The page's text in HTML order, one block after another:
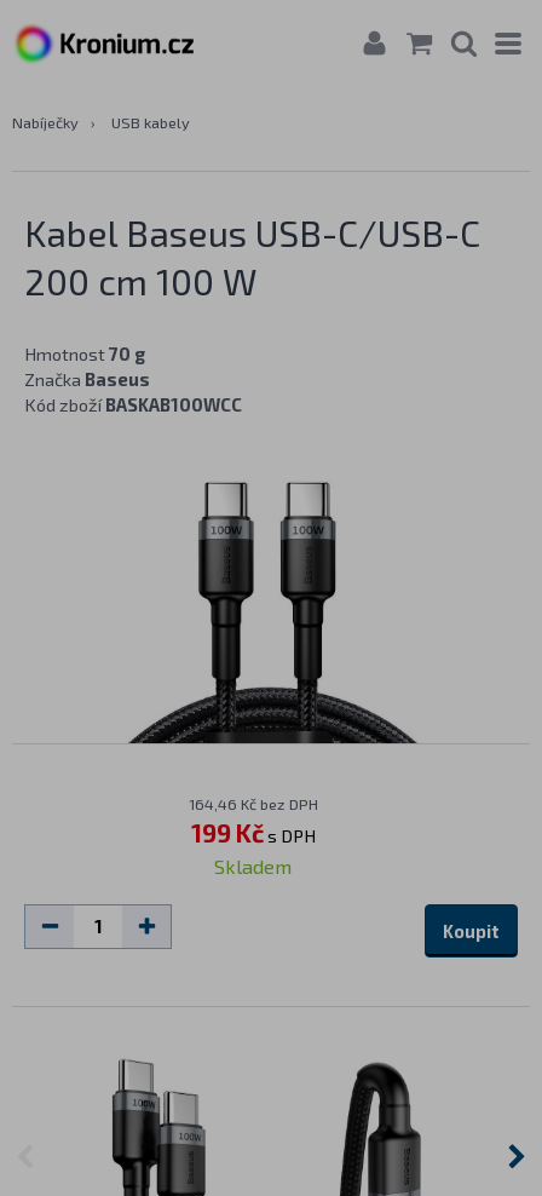
Nabíječky › USB kabely
Kabel Baseus USB-C/USB-C
200 cm 100 W
Hmotnost70 g
Značka Baseus
Kód zbožíBASKAB100WCC
164,46 Kč bez DPH
199 Kčs DPH
Skladem
Koupit